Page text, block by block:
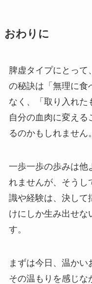
おわりに
脾虚タイプにとっ
の秘訣は「無理に食
なく、「取り入れた
自分の血肉に変える
るのかもしれません。
一歩一歩の歩みは他
れませんが、そうし
識や経験は、決して
けにしか生み出せな
す。
まずは今日、温かい
その温もりを感じな